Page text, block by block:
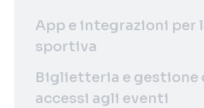
App e integrazioni per
sportiva
Biglietteria e gestione
accessi agli eventi